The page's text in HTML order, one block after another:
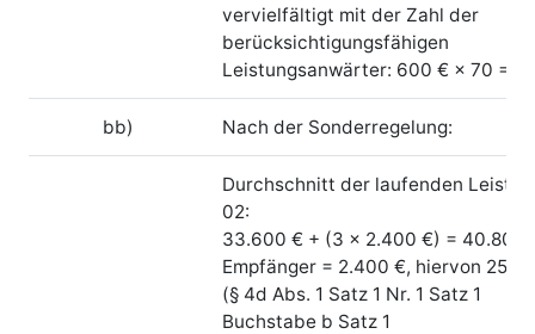
vervielfältigt mit der Zahl der
berücksichtigungsfähigen
Leistungsanwärter: 600 € × 70 =
bb) Nach der Sonderregelung:
Durchschnitt der laufenden
02:
33.600 € + (3 × 2.400 €) = 40.800
Empfänger = 2.400 €, hiervon 25 %
(§ 4d Abs. 1 Satz 1 Nr. 1 Satz 1
Buchstabe b Satz 1